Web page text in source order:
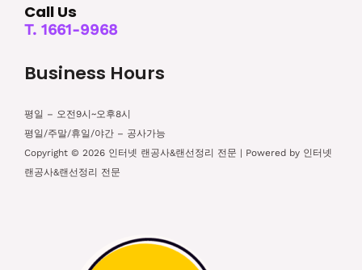
Call Us
T. 1661-9968
Business Hours
평일 – 오전9시~오후8시
평일/주말/휴일/야간 – 공사가능
Copyright © 2026 인터넷 랜공사&랜선정리 전문 | Powered by 인터넷
랜공사&랜선정리 전문